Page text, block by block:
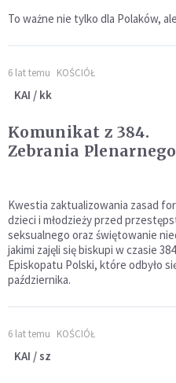
To ważne nie tylko dla Polaków,
6 lat temu KOŚCIÓŁ
KAI / kk
Komunikat z 384.
Zebrania Plenarnego
Kwestia zaktualizowania zasad
dzieci i młodzieży przed
seksualnego oraz świętowanie
jakimi zajęli się biskupi w czasie
Episkopatu Polski, które odbyło
października.
6 lat temu KOŚCIÓŁ
KAI / sz